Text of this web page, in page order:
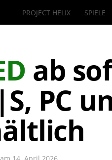
PROJECT HELIX SPIELE
ab
PC